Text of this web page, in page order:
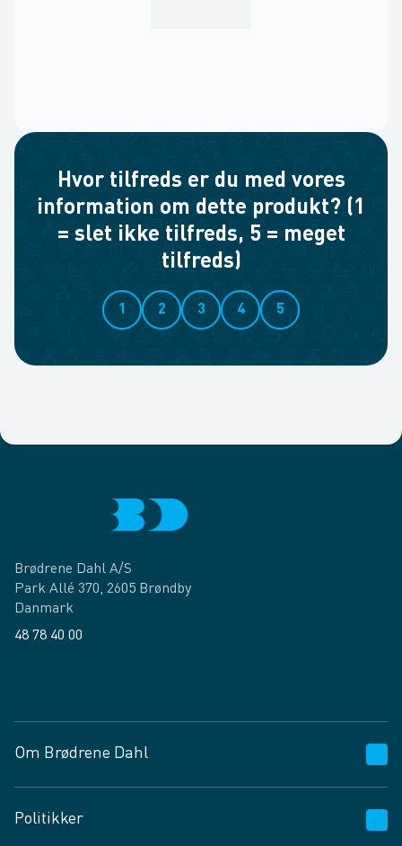
Hvor tilfreds er du med vores
information om dette produkt? (1
= slet ikke tilfreds, 5 = meget
tilfreds)
1 2 3 4 5
Brødrene Dahl A/S
Park Allé 370, 2605 Brøndby
Danmark
48 78 40 00
Om Brødrene Dahl
Vagttelefon 30 10 89 89
Politikker